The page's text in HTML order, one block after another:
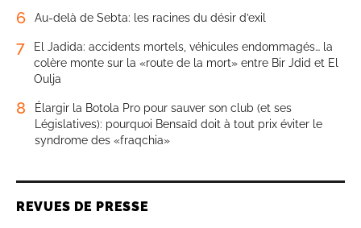
6 Au-delà de Sebta: les racines du désir d’exil
7
El Jadida: accidents mortels, véhicules endommagés… la
colère monte sur la «route de la mort» entre Bir Jdid et El
Oulja
8
Élargir la Botola Pro pour sauver son club (et ses
Législatives): pourquoi Bensaïd doit à tout prix éviter le
syndrome des «fraqchia»
REVUES DE PRESSE